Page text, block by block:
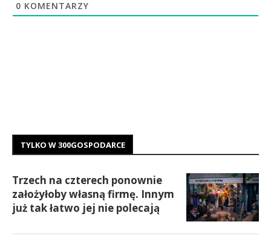
0 KOMENTARZY
TYLKO W 300GOSPODARCE
Trzech na czterech ponownie
założyłoby własną firmę. Innym
już tak łatwo jej nie polecają